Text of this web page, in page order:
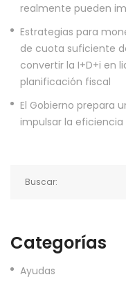
realmente pueden
Estrategias para
de cuota suficiente
convertir la I+D+i en
planificación fiscal
El Gobierno prepara
impulsar la
Categorías
Ayudas